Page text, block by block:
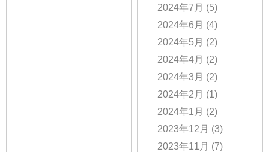
2024年7月 (5)
2024年6月 (4)
2024年5月 (2)
2024年4月 (2)
2024年3月 (2)
2024年2月 (1)
2024年1月 (2)
2023年12月 (3)
2023年11月 (7)